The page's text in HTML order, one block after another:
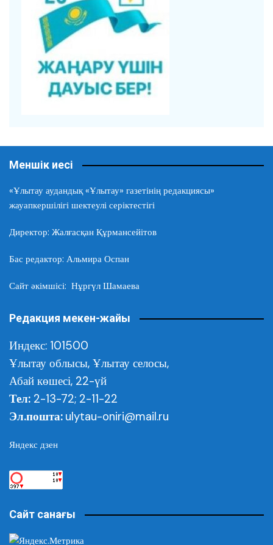
Меншік иесі
«Ұлытау аудандық «Ұлытау» газетінің редакциясы»
жауапкершілігі шектеулі серіктестігі
Директор: Жалғасқан Құрмансейітов
Бас редактор: Альмира Оспан
Сайт әкімшісі: Нұргүл Шамаева
Редакция мекен-жайы
Индекс: 101500
Ұлытау облысы, Ұлытау селосы,
Абай көшесі, 22-үй
Тел: 2-13-72; 2-11-22
Эл.пошта: ulytau-oniri@mail.ru
Яндекс дзен
Сайт санағы